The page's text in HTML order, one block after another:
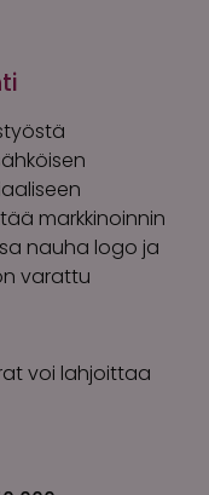
markkinoinnin
nauha logo ja
varattu
voi lahjoittaa